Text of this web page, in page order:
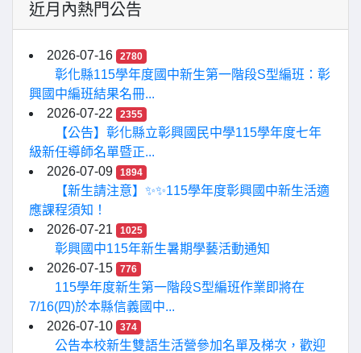
近月內熱門公告
2026-07-16 2780
彰化縣115學年度國中新生第一階段S型編班：彰
興國中編班結果名冊...
2026-07-22
2355
【公告】彰化縣立彰興國民中學115學年度七年
級新任導師名單暨正...
2026-07-09
1894
【新生請注意】✨✨115學年度彰興國中新生活適
應課程須知！
2026-07-21
1025
彰興國中115年新生暑期學藝活動通知
2026-07-15
776
115學年度新生第一階段S型編班作業即將在
7/16(四)於本縣信義國中...
2026-07-10
374
公告本校新生雙語生活營參加名單及梯次，歡迎